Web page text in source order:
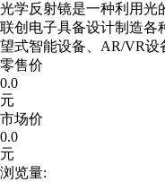
光学反射镜是一种利用光
联创电子具备设计制造各
望式智能设备、AR/VR设
零售价
0.0
元
市场价
0.0
元
浏览量: